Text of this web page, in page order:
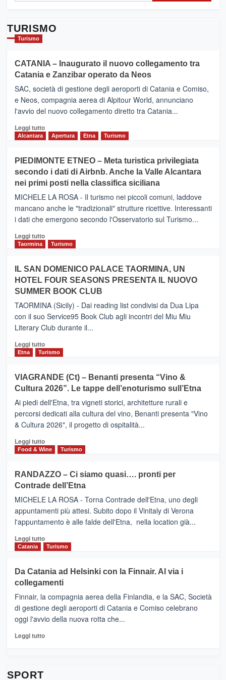
TURISMO
Turismo
CATANIA – Inaugurato il nuovo collegamento tra
Catania e Zanzibar operato da Neos
SAC, società di gestione degli aeroporti di Catania e Comiso,
e Neos, compagnia aerea di Alpitour World, annunciano
l'avvio del nuovo collegamento diretto tra Catania...
Leggi tuttoLeggi
CATANIA
–
Inaugurato
il
nuovo
collegamento
tra
e
Zanzibar
da
Neos
Alcantara Apertura Etna Turismo
PIEDIMONTE ETNEO – Meta turistica privilegiata
secondo i dati di Airbnb. Anche la Valle Alcantara
nei primi posti nella classifica siciliana
MICHELE LA ROSA - Il turismo nei piccoli comuni, laddove
mancano anche le "tradizionali" strutture ricettive. Interessanti
i dati che emergono secondo l'Osservatorio sul Turismo...
Leggi tuttoLeggi
PIEDIMONTE
ETNEO
–
Meta
turistica
privilegiata
secondo
dati
di
Anche
la
Alcantara
nei
primi
nella
classifica
Taormina Turismo
IL SAN DOMENICO PALACE TAORMINA, UN
HOTEL FOUR SEASONS PRESENTA IL NUOVO
SUMMER BOOK CLUB
TAORMINA (Sicily) - Dai reading list condivisi da Dua Lipa
con il suo Service95 Book Club agli incontri del Miu Miu
Literary Club durante il...
Leggi tuttoLeggi
di
IL
SAN
DOMENICO
PALACE
TAORMINA,
UN
HOTEL
FOUR
IL
NUOVO
SUMMER
CLUB
Etna Turismo
VIAGRANDE (Ct) – Benanti presenta “Vino &
Cultura 2026”. Le tappe dell’enoturismo sull’Etna
Ai piedi dell'Etna, tra vigneti storici, architetture rurali e
percorsi dedicati alla cultura del vino, Benanti presenta "Vino
& Cultura 2026", il progetto di ospitalità...
Leggi tuttoLeggi
di
VIAGRANDE
(Ct)
–
Benanti
presenta
“Vino
&
Cultura
tappe
dell’enoturismo
Food & Wine Turismo
RANDAZZO – Ci siamo quasi…. pronti per
Contrade dell’Etna
MICHELE LA ROSA - Torna Contrade dell'Etna, uno degli
appuntamenti più attesi. Subito dopo il Vinitaly di Verona
l'appuntamento è alle falde dell'Etna, nella location già...
Leggi tuttoLeggi
di
RANDAZZO
–
Ci
siamo
quasi….
pronti
per
Catania Turismo
Da Catania ad Helsinki con la Finnair. Al via i
collegamenti
Finnair, la compagnia aerea della Finlandia, e la SAC, Società
di gestione degli aeroporti di Catania e Comiso celebrano
oggi l'avvio della nuova rotta che...
Leggi tuttoLeggi
SPORT